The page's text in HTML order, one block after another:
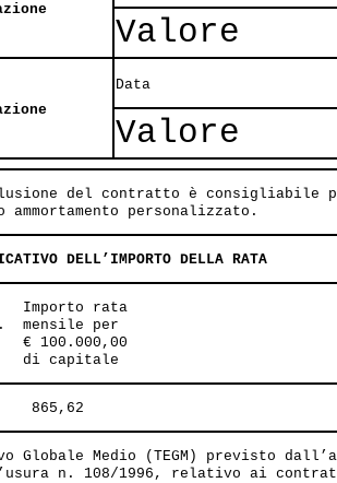
Valore
Data
Valore
del contratto è consigliabile
DELL’IMPORTO DELLA RATA
Importo rata
mensile per
€ 100.000,00
Globale Medio (TEGM) previsto
n. 108/1996, relativo ai